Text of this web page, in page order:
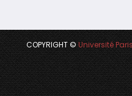
COPYRIGHT ©Université